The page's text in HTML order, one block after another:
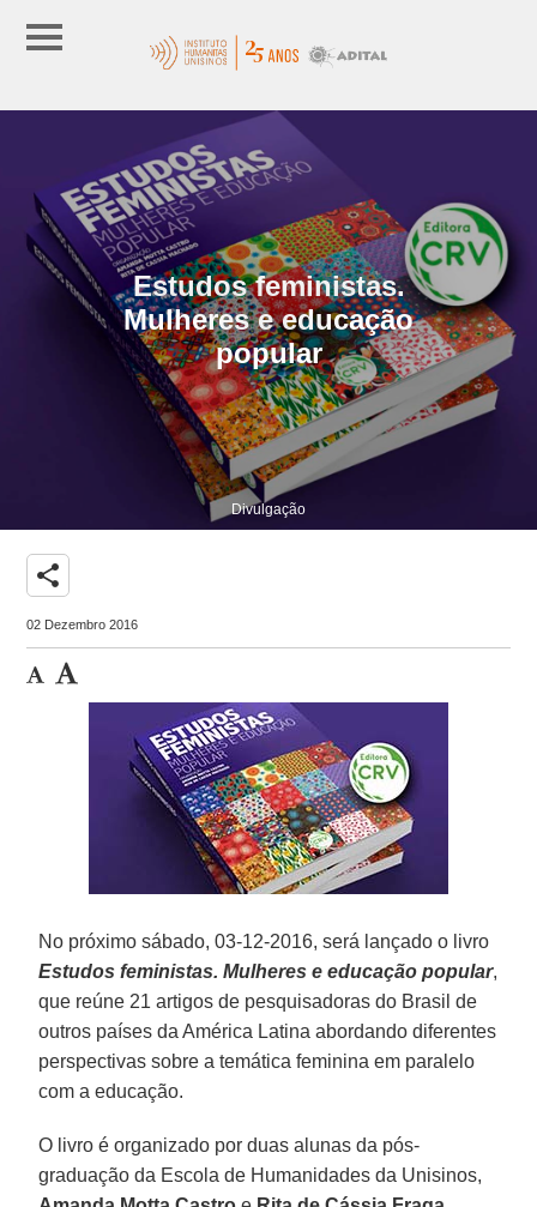
Estudos feministas.
Mulheres e educação
popular
Divulgação
share
02 Dezembro 2016
No próximo sábado, 03-12-2016, será lançado o livro
Estudos feministas. Mulheres e educação popular,
que reúne 21 artigos de pesquisadoras do Brasil de
outros países da América Latina abordando diferentes
perspectivas sobre a temática feminina em paralelo
com a educação.
O livro é organizado por duas alunas da pós-
graduação da Escola de Humanidades da Unisinos,